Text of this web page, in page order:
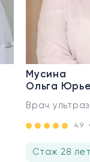
Мусина
Ольга
Врач
4.9
Стаж 28 лет